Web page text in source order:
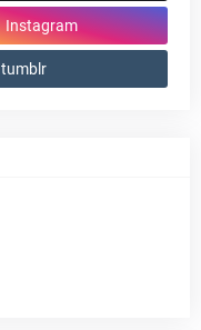
Instagram
tumblr